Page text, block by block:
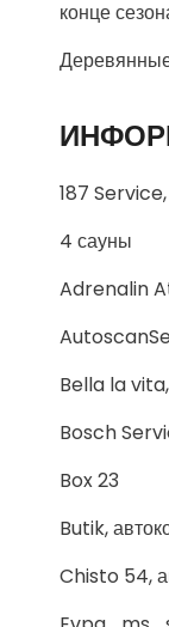
конце
187
4 сауны
Adrenalin
Bella la
Bosch
Box 23
Butik,
Chisto 54,